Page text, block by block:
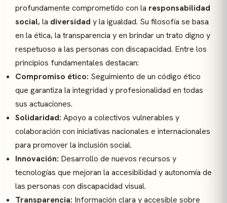
profundamente comprometido con la responsabilidad
social, la diversidad y la igualdad. Su filosofía se basa
en la ética, la transparencia y en brindar un trato digno y
respetuoso a las personas con discapacidad. Entre los
principios fundamentales destacan:
Compromiso ético: Seguimiento de un código ético
que garantiza la integridad y profesionalidad en todas
sus actuaciones.
Solidaridad: Apoyo a colectivos vulnerables y
colaboración con iniciativas nacionales e internacionales
para promover la inclusión social.
Innovación: Desarrollo de nuevos recursos y
tecnologías que mejoran la accesibilidad y autonomía de
las personas con discapacidad visual.
Transparencia: Información clara y accesible sobre